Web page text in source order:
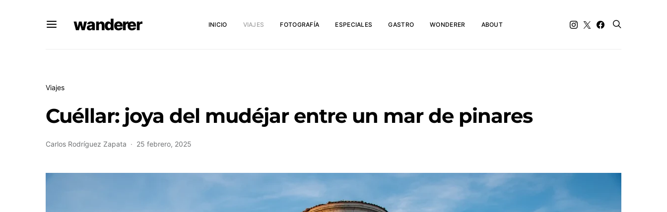
wanderer INICIO VIAJES FOTOGRAFÍA ESPECIALES GASTRO WONDERER ABOUT
Viajes
Cuéllar: joya del mudéjar entre un mar de pinares
Carlos Rodríguez Zapata 25 febrero, 2025